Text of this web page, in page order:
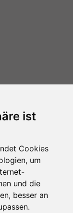
ist
Cookies
um
und die
besser an